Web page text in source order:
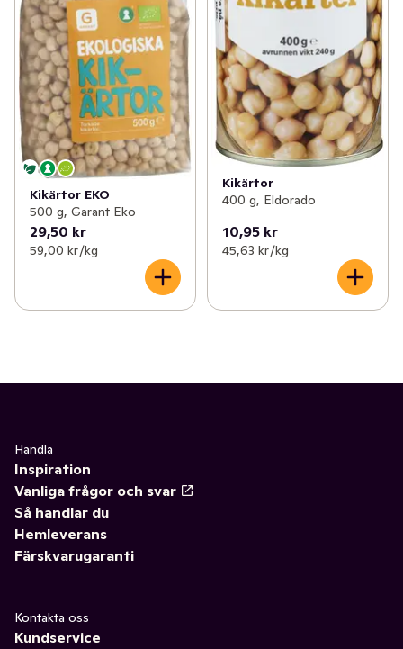
Kikärtor EKO
500 g, Garant Eko
29,50 kr
59,00 kr /kg
Kikärtor
400 g, Eldorado
10,95 kr
45,63 kr /kg
Handla
Inspiration
Vanliga frågor och svar
Så handlar du
Hemleverans
Färskvarugaranti
Kontakta oss
Kundservice